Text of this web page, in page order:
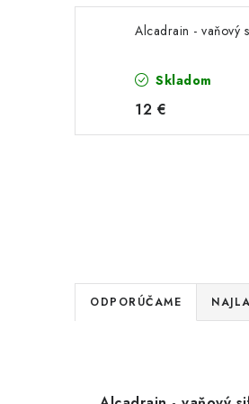
Alcadrain - vaňový
Skladom
12 €
R
a
ODPORÚČAME